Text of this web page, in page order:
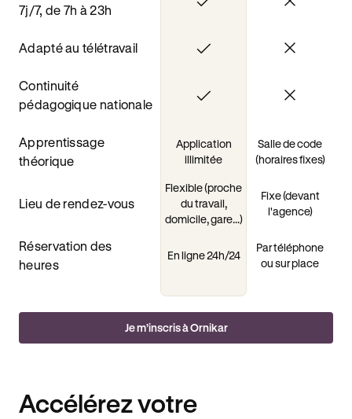
7j/7, de 7h à 23h
Adapté au télétravail
Continuité
pédagogique nationale
Apprentissage
théorique
Application
illimitée
Salle de code
(horaires fixes)
Lieu de rendez-vous
Flexible (proche
du travail,
domicile, gare...)
Fixe (devant
l'agence)
Réservation des
heures
En ligne 24h/24
Par téléphone
ou sur place
Je m’inscris à Ornikar
Accélérez votre